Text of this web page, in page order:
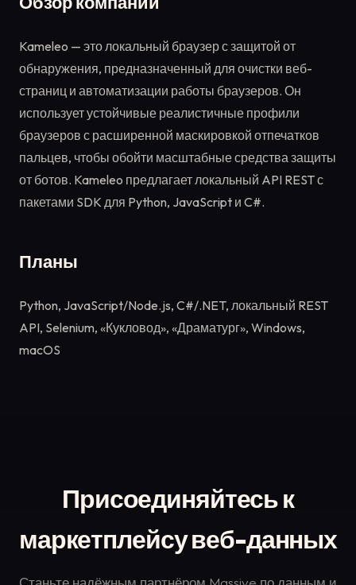
Kameleo — это локальный браузер с защитой от
обнаружения, предназначенный для очистки веб-
страниц и автоматизации работы браузеров. Он
использует устойчивые реалистичные профили
браузеров с расширенной маскировкой отпечатков
пальцев, чтобы обойти масштабные средства защиты
от ботов. Kameleo предлагает локальный API REST с
пакетами SDK для Python, JavaScript и C#.
Планы
Python, JavaScript/Node.js, C#/.NET, локальный REST
API, Selenium, «Кукловод», «Драматург», Windows,
macOS
Присоединяйтесь к
маркетплейсу веб-данных